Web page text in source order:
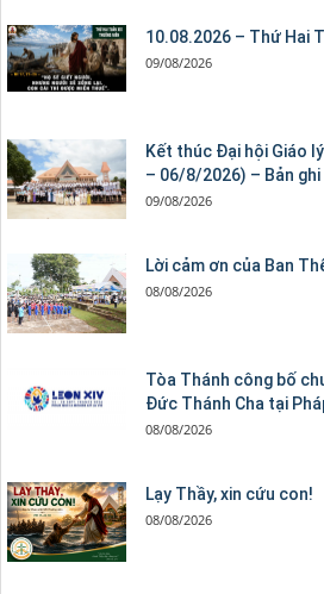
10.08.2026 – Thứ Hai
09/08/2026
Kết thúc Đại hội Giáo
– 06/8/2026) – Bản ghi
09/08/2026
Lời cảm ơn của Ban
08/08/2026
Tòa Thánh công bố
Đức Thánh Cha tại
08/08/2026
Lạy Thầy, xin cứu con!
08/08/2026